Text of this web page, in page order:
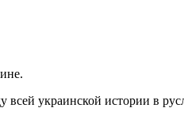
всей украинской истории в